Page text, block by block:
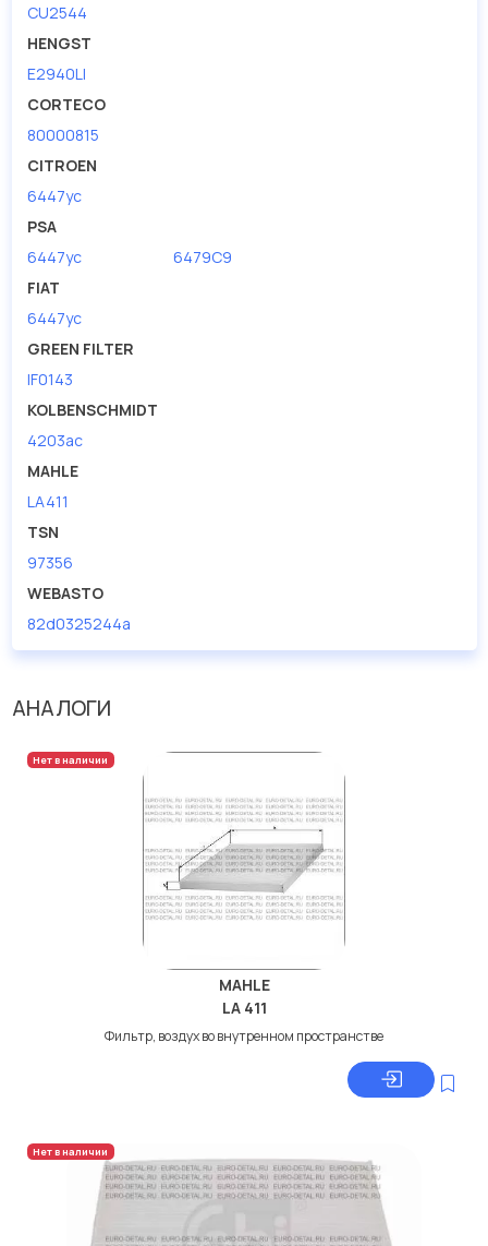
CU2544
HENGST
E2940LI
CORTECO
80000815
CITROEN
6447yc
PSA
6447yc
6479C9
FIAT
6447yc
GREEN FILTER
IF0143
KOLBENSCHMIDT
4203ac
MAHLE
LA411
TSN
97356
WEBASTO
82d0325244a
АНАЛОГИ
Нет в наличии
MAHLE
LA 411
Фильтр, воздух во внутренном пространстве
Нет в наличии